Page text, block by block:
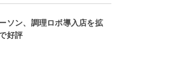
ソン、調理ロボ導入店を拡
好評